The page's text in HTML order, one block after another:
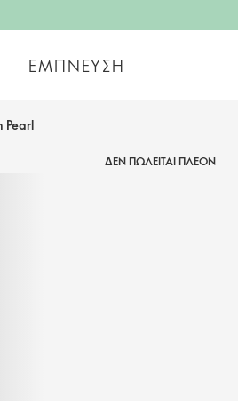
ΈΜΠΝΕΥΣΗ
Pearl
ΔΕΝ ΠΩΛΕΙΤΑΙ ΠΛΕΟΝ